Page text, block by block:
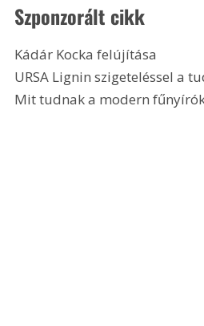
Szponzorált cikk
Kádár Kocka felújítása
URSA Lignin szigeteléssel a
Mit tudnak a modern